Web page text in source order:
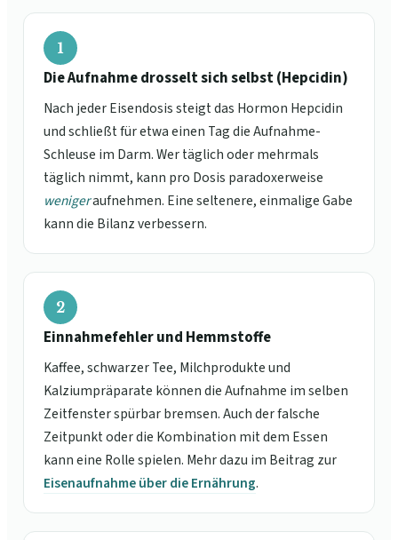
1
Die Aufnahme drosselt sich selbst (Hepcidin)
Nach jeder Eisendosis steigt das Hormon Hepcidin
und schließt für etwa einen Tag die Aufnahme-
Schleuse im Darm. Wer täglich oder mehrmals
täglich nimmt, kann pro Dosis paradoxerweise
wenigeraufnehmen. Eine seltenere, einmalige Gabe
kann die Bilanz verbessern.
2
Einnahmefehler und Hemmstoffe
Kaffee, schwarzer Tee, Milchprodukte und
Kalziumpräparate können die Aufnahme im selben
Zeitfenster spürbar bremsen. Auch der falsche
Zeitpunkt oder die Kombination mit dem Essen
kann eine Rolle spielen. Mehr dazu im Beitrag zur
Eisenaufnahme über die Ernährung.